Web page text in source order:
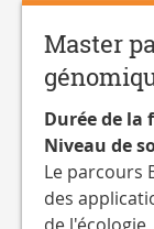
Master
Durée de
Niveau de
Le parcours
des